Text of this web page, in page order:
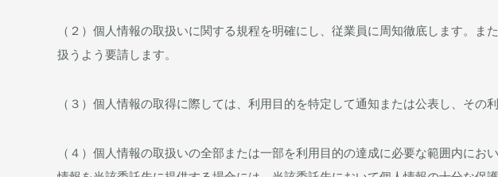
（２）個人情報の取扱いに関する規程を明確にし、従業員に周知徹底します。ま
扱うよう要請します。
（３）個人情報の取得に際しては、利用目的を特定して通知または公表し、その
（４）個人情報の取扱いの全部または一部を利用目的の達成に必要な範囲内にお